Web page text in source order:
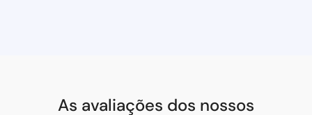
As avaliações dos nossos